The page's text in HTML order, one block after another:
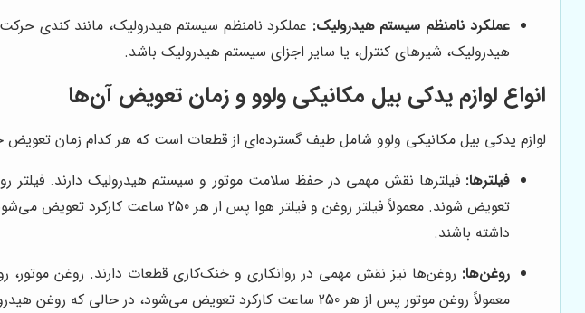
عملکرد نامنظم سیستم هیدرولیک: عملکرد نامنظم سیستم هیدرولیک، مانند کندی
هیدرولیک، شیرهای کنترل، یا سایر اجزای سیستم هیدرولیک باشد.
انواع لوازم یدکی بیل مکانیکی ولوو و زمان تعویض آن‌ها
لوازم یدکی بیل مکانیکی ولوو شامل طیف گسترده‌ای از قطعات است که هر کدام زمان تعویض
فیلترها: فیلترها نقش مهمی در حفظ سلامت موتور و سیستم هیدرولیک دارند. فیلتر
داشته باشند.
روغن‌ها: روغن‌ها نیز نقش مهمی در روانکاری و خنک‌کاری قطعات دارند. روغن
معمولاً روغن موتور پس از هر 250 ساعت کارکرد تعویض می‌شود، در حالی که روغن هیدرولیک و روغن گیربکس ممکن است پس از هر 2000 ساعت کارکرد نیاز به تعویض داشته باشند.